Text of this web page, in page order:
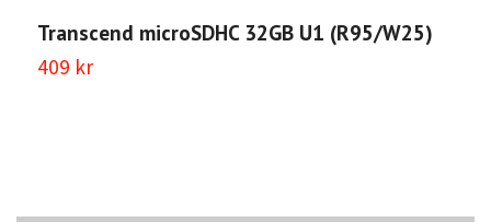
Transcend microSDHC 32GB U1 (R95/W25)
409 kr